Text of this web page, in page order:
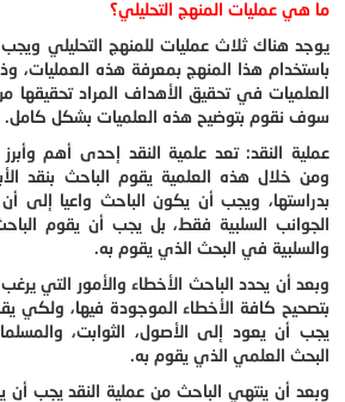
ما هي عمليات المنهج التحليلي؟
يوجد هناك ثلاث عمليات للمنهج التحليلي
باستخدام هذا المنهج بمعرفة هذه العمليات،
العلميات في تحقيق الأهداف المراد تحقيقها
سوف نقوم بتوضيح هذه العلميات بشكل كامل.
عملية النقد: تعد علمية النقد إحدى أهم وأبرز
ومن خلال هذه العلمية يقوم الباحث بنقد
بدراستها، ويجب أن يكون الباحث واعيا إلى
الجوانب السلبية فقط، بل يجب أن يقوم الباحث
والسلبية في البحث الذي يقوم به.
وبعد أن يحدد الباحث الأخطاء والأمور التي
بتصحيح كافة الأخطاء الموجودة فيها، ولكي
يجب أن يعود إلى الأصول، الثوابت،
البحث العلمي الذي يقوم به.
وبعد أن ينتهي الباحث من عملية النقد يجب